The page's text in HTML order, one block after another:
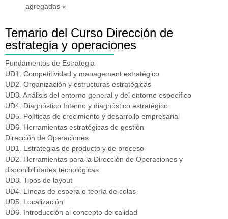
agregadas «
Temario del Curso Dirección de
estrategia y operaciones
Fundamentos de Estrategia
UD1. Competitividad y management estratégico
UD2. Organización y estructuras estratégicas
UD3. Análisis del entorno general y del entorno específico
UD4. Diagnóstico Interno y diagnóstico estratégico
UD5. Políticas de crecimiento y desarrollo empresarial
UD6. Herramientas estratégicas de gestión
Dirección de Operaciones
UD1. Estrategias de producto y de proceso
UD2. Herramientas para la Dirección de Operaciones y
disponibilidades tecnológicas
UD3. Tipos de layout
UD4. Líneas de espera o teoría de colas
UD5. Localización
UD6. Introducción al concepto de calidad